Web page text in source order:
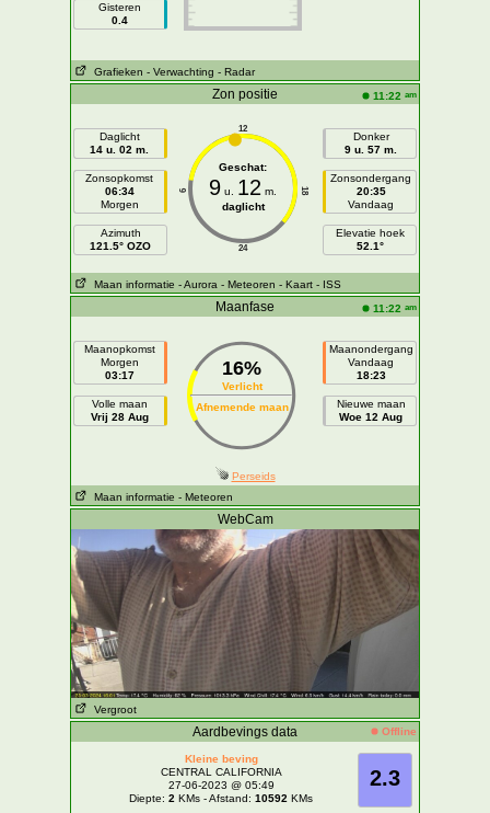
Gisteren
0.4
Grafieken - Verwachting - Radar
Zon positie 11:22 am
Daglicht
14 u. 02 m.
Zonsopkomst
06:34
Morgen
Azimuth
121.5° OZO
12
24
6 18
Geschat:
9 u. 12 m.
daglicht
Donker
9 u. 57 m.
Zonsondergang
20:35
Vandaag
Elevatie hoek
52.1°
Maan informatie - Aurora - Meteoren - Kaart - ISS
Maanfase 11:22 am
Maanopkomst
Morgen
03:17
Volle maan
Vrij 28 Aug
16%
Verlicht
Afnemende maan
Maanondergang
Vandaag
18:23
Nieuwe maan
Woe 12 Aug
Perseids
Maan informatie - Meteoren
WebCam
Vergroot
Aardbevings data Offline
2.3
Kleine beving
CENTRAL CALIFORNIA
27-06-2023 @ 05:49
Diepte: 2 KMs - Afstand: 10592 KMs